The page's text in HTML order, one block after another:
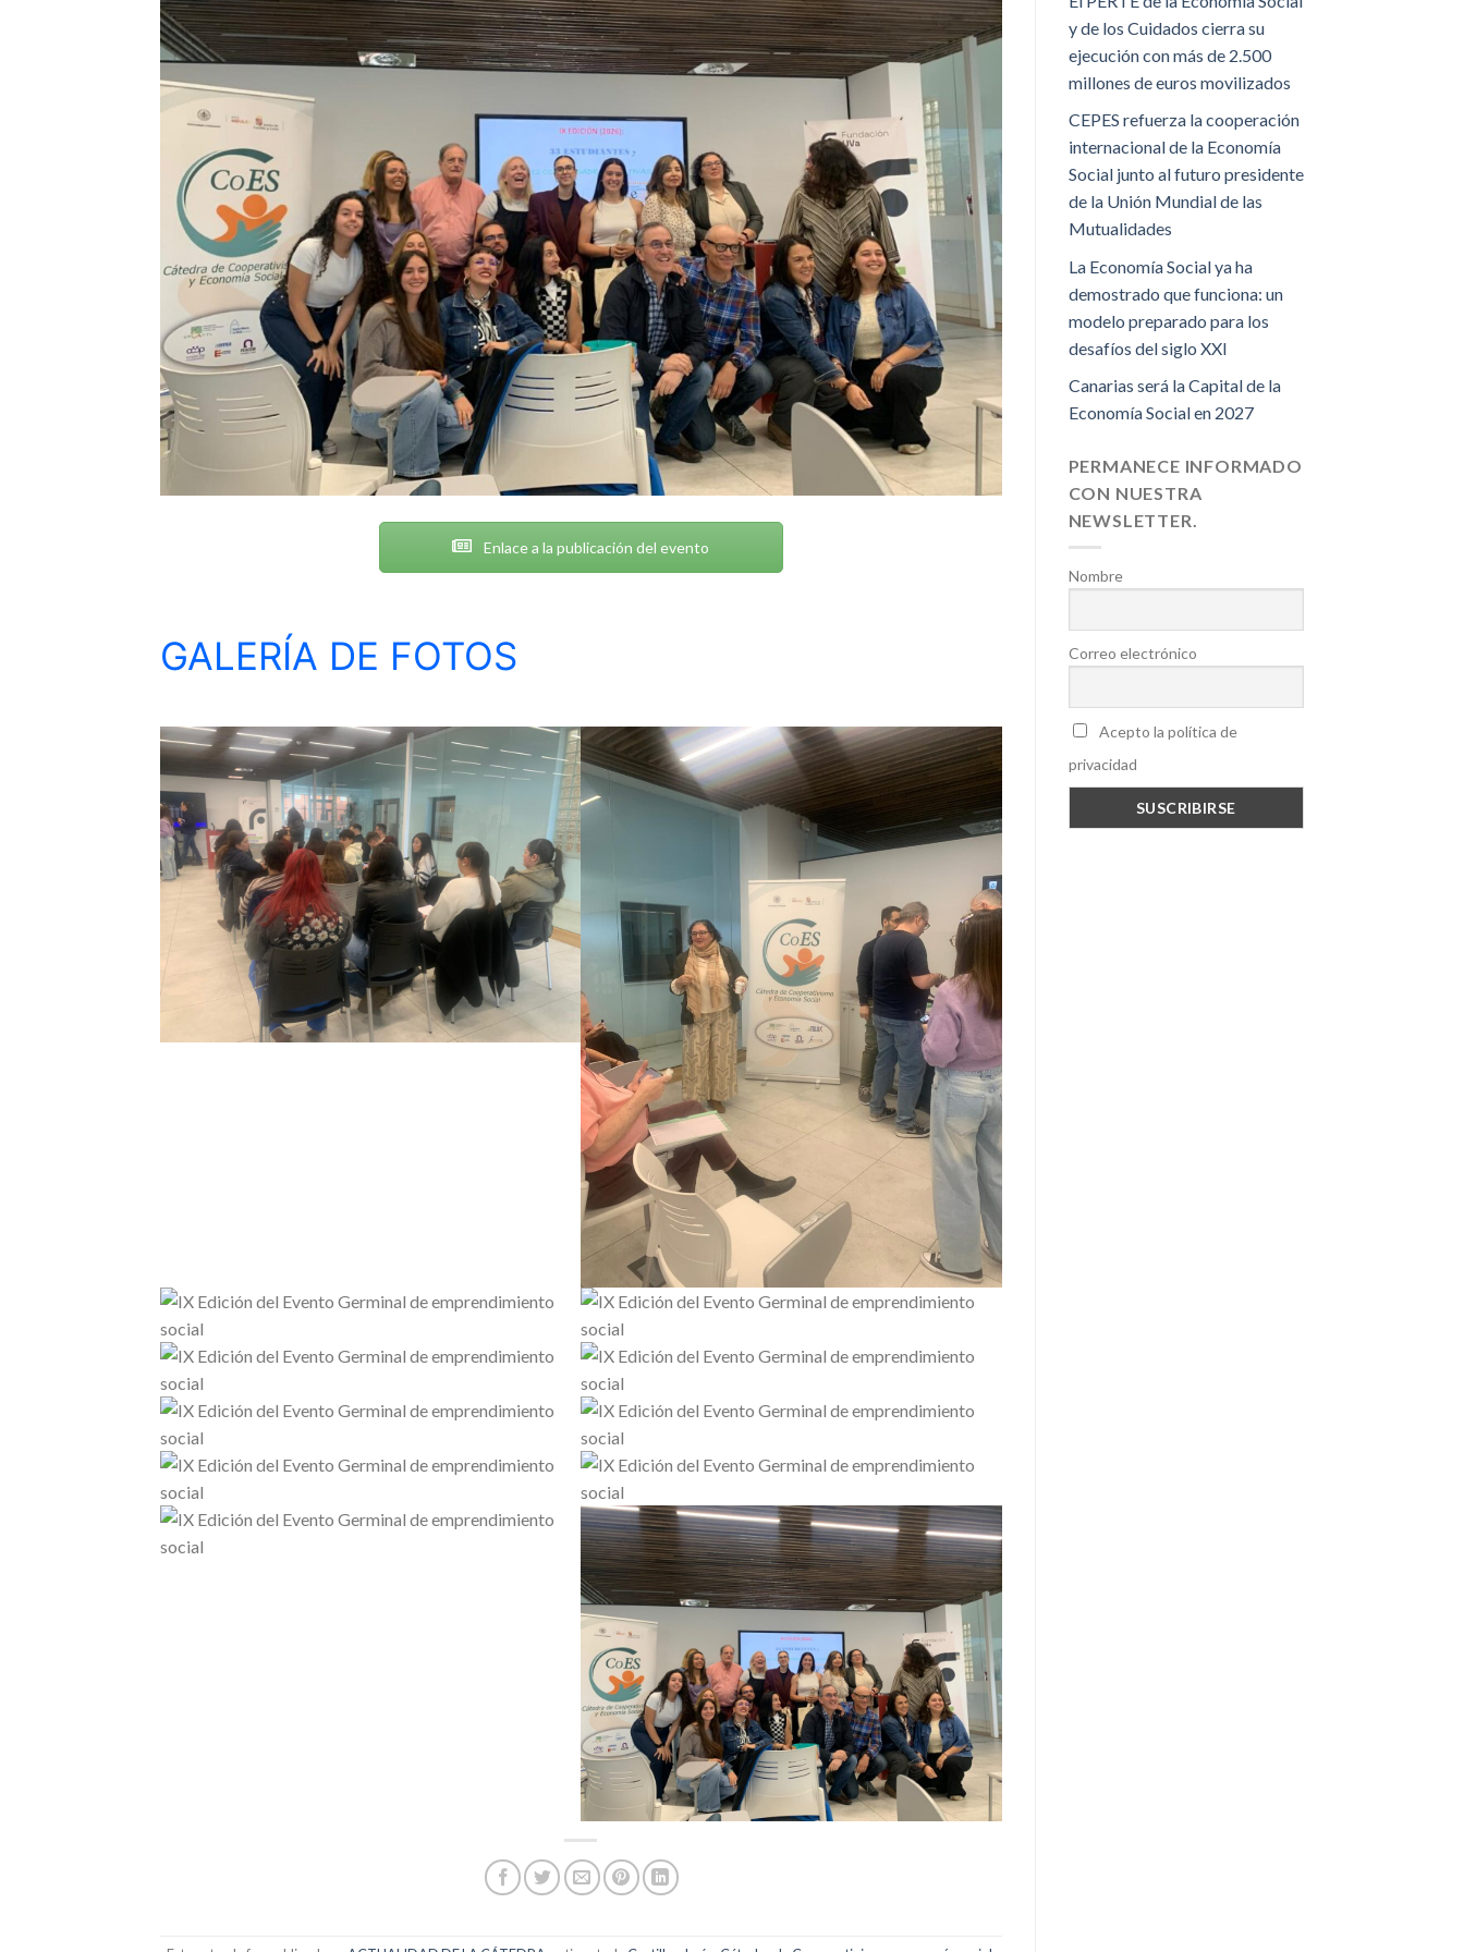
Enlace a la publicación del evento
GALERÍA DE FOTOS
y de los Cuidados cierra su
ejecución con más de 2.500
millones de euros movilizados
CEPES refuerza la cooperación
internacional de la Economía
Social junto al futuro presidente
de la Unión Mundial de las
Mutualidades
La Economía Social ya ha
demostrado que funciona: un
modelo preparado para los
desafíos del siglo XXI
Canarias será la Capital de la
Economía Social en 2027
PERMANECE INFORMADO
CON NUESTRA
NEWSLETTER.
Nombre
Correo electrónico
Acepto la política de
privacidad